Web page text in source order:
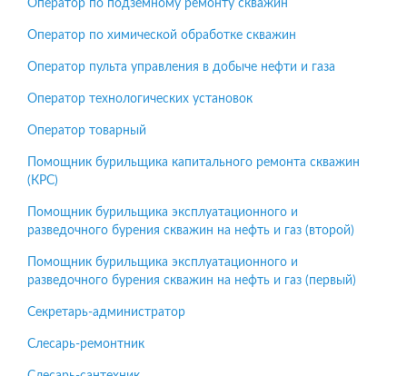
Оператор по подземному ремонту скважин
Оператор по химической обработке скважин
Оператор пульта управления в добыче нефти и газа
Оператор технологических установок
Оператор товарный
Помощник бурильщика капитального ремонта скважин
(КРС)
Помощник бурильщика эксплуатационного и
разведочного бурения скважин на нефть и газ (второй)
Помощник бурильщика эксплуатационного и
разведочного бурения скважин на нефть и газ (первый)
Секретарь-администратор
Слесарь-ремонтник